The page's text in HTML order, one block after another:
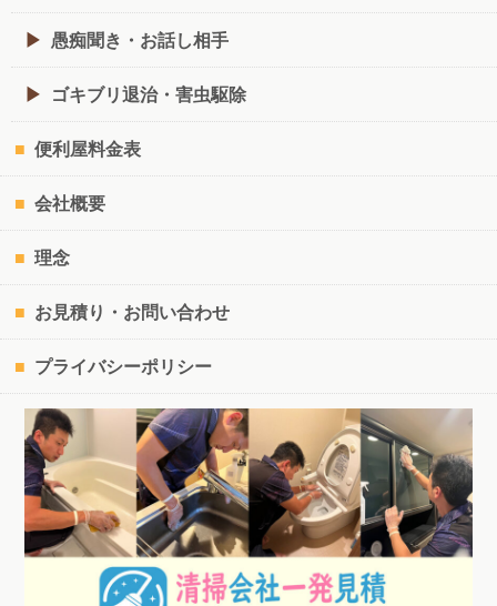
愚痴聞き・お話し相手
ゴキブリ退治・害虫駆除
便利屋料金表
会社概要
理念
お見積り・お問い合わせ
プライバシーポリシー